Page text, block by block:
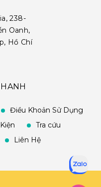
238-
Oanh,
Hồ Chí
Điều Khoản Sử Dụng
Tra cứu
Liên Hệ